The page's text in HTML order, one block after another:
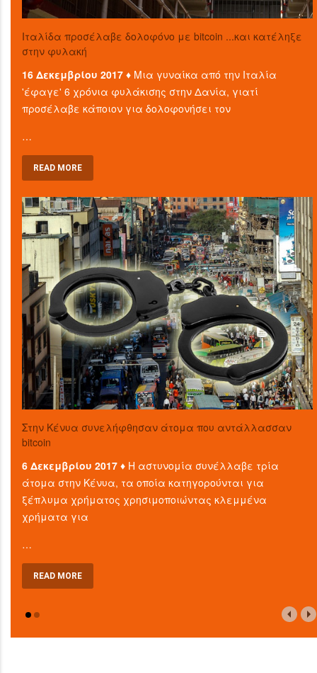
Ιταλίδα προσέλαβε δολοφόνο με bitcoin ...και κατέληξε
στην φυλακή
16 Δεκεμβρίου 2017 ♦ Μια γυναίκα από την Ιταλία
'έφαγε' 6 χρόνια φυλάκισης στην Δανία, γιατί
προσέλαβε κάποιον για δολοφονήσει τον
…
READ MORE
Στην Κένυα συνελήφθησαν άτομα που αντάλλασσαν
bitcoin
6 Δεκεμβρίου 2017 ♦ Η αστυνομία συνέλλαβε τρία
άτομα στην Κένυα, τα οποία κατηγορούνται για
ξέπλυμα χρήματος χρησιμοποιώντας κλεμμένα
χρήματα για
…
READ MORE